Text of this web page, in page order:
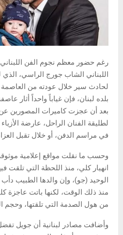
رغم حضور معظم نجوم الفن
اللبناني الشاب جورج الراسي،
لحادث سير خلال عودته من
بلده لبنان، فإن غياباً واحداً أثار
بعد أن عجزت كاميرات المصورين
لطليقة الفنان الراحل، عارضة
في مراسم الدفن، أو خلال تقبل
وحسب ما نقلت مواقع إعلامية
انهيار كلي، منذ اللحظة التي تلقت
الوحيد (جو)، وإن والدها الطبيب
منذ ذلك الوقت، لكنها باتت عاجزة
من هول الصدمة التي تلقتها، وحجم
وأضافت مصادر لبنانية أن جويل تفضل